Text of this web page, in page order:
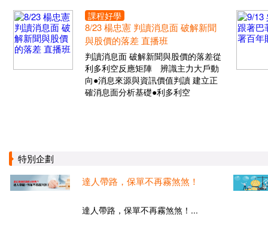
課程好學
8/23 楊忠憲 判讀消息面 破解新聞
與股價的落差 直播班
判讀消息面 破解新聞與股價的落差從
利多利空反應矩陣 辨識主力大戶動
向●消息來源與資訊價值判讀 建立正
確消息面分析基礎●利多利空
特別企劃
達人帶路，保單不再霧煞煞！
達人帶路，保單不再霧煞煞！...